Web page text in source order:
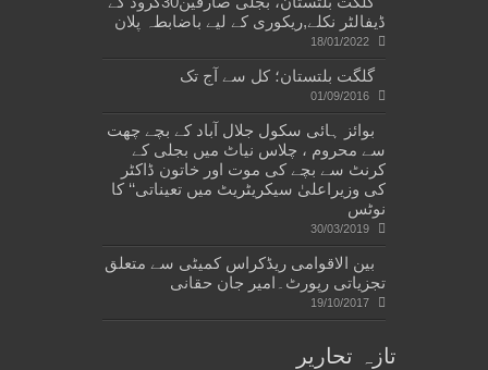
ڈیفالٹر نکلے,ریکوری کے لیے باضابطہ پلان
18/01/2022
گلگت بلتستان؛ کل سے آج تک
01/09/2016
بوائز ہائی سکول جلال آباد کے بچے چھت
سے محروم ، چلاس نیاٹ میں بجلی کے
کرنٹ سے بچے کی موت اور خاتون ڈاکٹر
کی وزیراعلیٰ سیکریٹریٹ میں تعیناتی‘‘ کا
نوٹس
30/03/2019
بین الاقوامی ریڈکراس کمیٹی سے متعلق
تجزیاتی رپورٹ۔امیر جان حقانی
19/10/2017
تازہ تحاریر